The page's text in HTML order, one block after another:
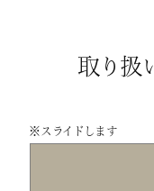
取り扱
※スライドします